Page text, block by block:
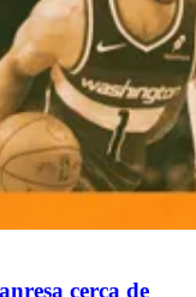
cerca de